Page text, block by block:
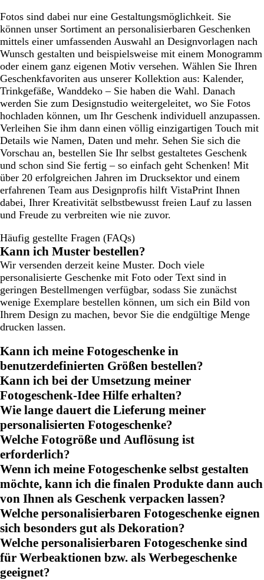
Fotos sind dabei nur eine Gestaltungsmöglichkeit. Sie
können unser Sortiment an personalisierbaren Geschenken
mittels einer umfassenden Auswahl an Designvorlagen nach
Wunsch gestalten und beispielsweise mit einem Monogramm
oder einem ganz eigenen Motiv versehen. Wählen Sie Ihren
Geschenkfavoriten aus unserer Kollektion aus: Kalender,
Trinkgefäße, Wanddeko – Sie haben die Wahl. Danach
werden Sie zum Designstudio weitergeleitet, wo Sie Fotos
hochladen können, um Ihr Geschenk individuell anzupassen.
Verleihen Sie ihm dann einen völlig einzigartigen Touch mit
Details wie Namen, Daten und mehr. Sehen Sie sich die
Vorschau an, bestellen Sie Ihr selbst gestaltetes Geschenk
und schon sind Sie fertig – so einfach geht Schenken! Mit
über 20 erfolgreichen Jahren im Drucksektor und einem
erfahrenen Team aus Designprofis hilft VistaPrint Ihnen
dabei, Ihrer Kreativität selbstbewusst freien Lauf zu lassen
und Freude zu verbreiten wie nie zuvor.
Häufig gestellte Fragen (FAQs)
Kann ich Muster bestellen?
Wir versenden derzeit keine Muster. Doch viele
personalisierte Geschenke mit Foto oder Text sind in
geringen Bestellmengen verfügbar, sodass Sie zunächst
wenige Exemplare bestellen können, um sich ein Bild von
Ihrem Design zu machen, bevor Sie die endgültige Menge
drucken lassen.
Kann ich meine Fotogeschenke in
benutzerdefinierten Größen bestellen?
Kann ich bei der Umsetzung meiner
Fotogeschenk-Idee Hilfe erhalten?
Wie lange dauert die Lieferung meiner
personalisierten Fotogeschenke?
Welche Fotogröße und Auflösung ist
erforderlich?
Wenn ich meine Fotogeschenke selbst gestalten
möchte, kann ich die finalen Produkte dann auch
von Ihnen als Geschenk verpacken lassen?
Welche personalisierbaren Fotogeschenke eignen
sich besonders gut als Dekoration?
Welche personalisierbaren Fotogeschenke sind
für Werbeaktionen bzw. als Werbegeschenke
geeignet?